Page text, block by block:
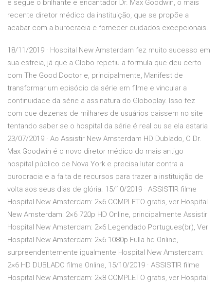
e segue o brilhante e encantador Dr. Max Goodwin, o mais
recente diretor médico da instituição, que se propõe a
acabar com a burocracia e fornecer cuidados excepcionais.
18/11/2019 · Hospital New Amsterdam fez muito sucesso em
sua estreia, já que a Globo repetiu a formula que deu certo
com The Good Doctor e, principalmente, Manifest de
transformar um episódio da série em filme e vincular a
continuidade da série a assinatura do Globoplay. Isso fez
com que dezenas de milhares de usuários caissem no site
tentando saber se o hospital da série é real ou se ela estaria
23/07/2019 · Ao Assistir New Amsterdam HD Dublado, O Dr.
Max Goodwin é o novo diretor médico do mais antigo
hospital público de Nova York e precisa lutar contra a
burocracia e a falta de recursos para trazer a instituição de
volta aos seus dias de glória. 15/10/2019 · ASSISTIR filme
Hospital New Amsterdam: 2×6 COMPLETO gratis, ver Hospital
New Amsterdam: 2×6 720p HD Online, principalmente Assistir
Hospital New Amsterdam: 2×6 Legendado Portugues(br), Ver
Hospital New Amsterdam: 2×6 1080p Fulla hd Online,
surpreendentemente igualmente Hospital New Amsterdam:
2×6 HD DUBLADO filme Online, 15/10/2019 · ASSISTIR filme
Hospital New Amsterdam: 2×8 COMPLETO gratis, ver Hospital